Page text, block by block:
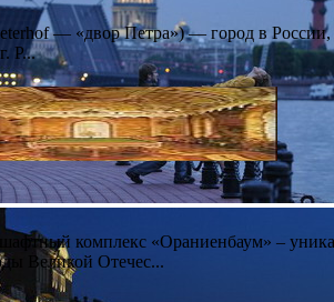
— «двор Петра») — город в России,
Р...
комплекс «Ораниенбаум» –
Великой Отечес...